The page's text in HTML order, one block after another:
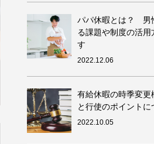
パパ休暇とは？ 男
る課題や制度の活用
す
2022.12.06
有給休暇の時季変
と行使のポイント
2022.10.05